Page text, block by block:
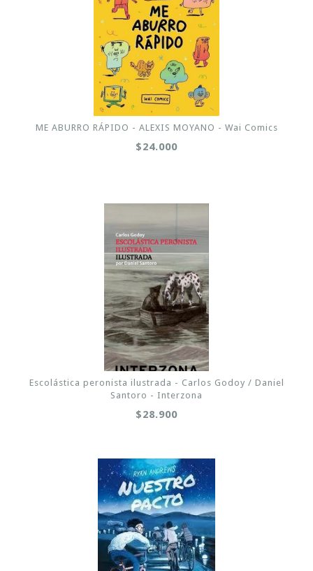
ME ABURRO RÁPIDO - ALEXIS MOYANO - Wai Comics
$24.000
Escolástica peronista ilustrada - Carlos Godoy / Daniel
Santoro - Interzona
$28.900